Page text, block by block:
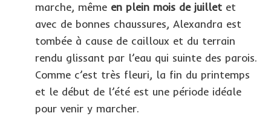
marche, même en plein mois de juilletet
avec de bonnes chaussures, Alexandra est
tombée à cause de cailloux et du terrain
rendu glissant par l’eau qui suinte des parois.
Comme c’est très fleuri, la fin du printemps
et le début de l’été est une période idéale
pour venir y marcher.